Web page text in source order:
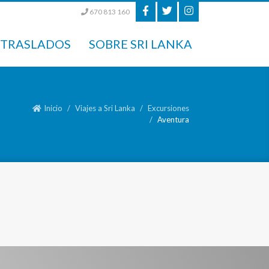
670 813 160
TRASLADOS SOBRE SRI LANKA
Inicio Viajes a Sri Lanka
Excursiones
Aventura